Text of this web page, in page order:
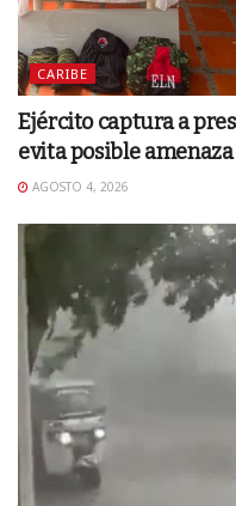
CARIBE
Ejército captura a
evita posible
AGOSTO 4, 2026